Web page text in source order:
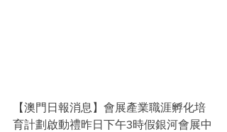
【澳門日報消息】會展產業職涯孵化培
育計劃啟動禮昨日下午3時假銀河會展中